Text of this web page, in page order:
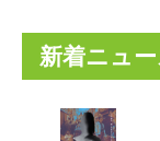
新着ニュー